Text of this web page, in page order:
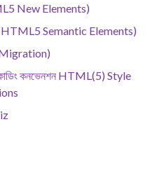
New Elements)
(HTML5 Semantic Elements)
কনভেনশন HTML(5) Style